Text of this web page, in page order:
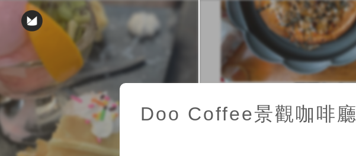
Doo Coffee景觀咖啡廳